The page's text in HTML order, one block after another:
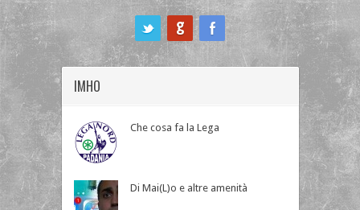
IMHO
Che cosa fa la Lega
Di Mai(L)o e altre amenità